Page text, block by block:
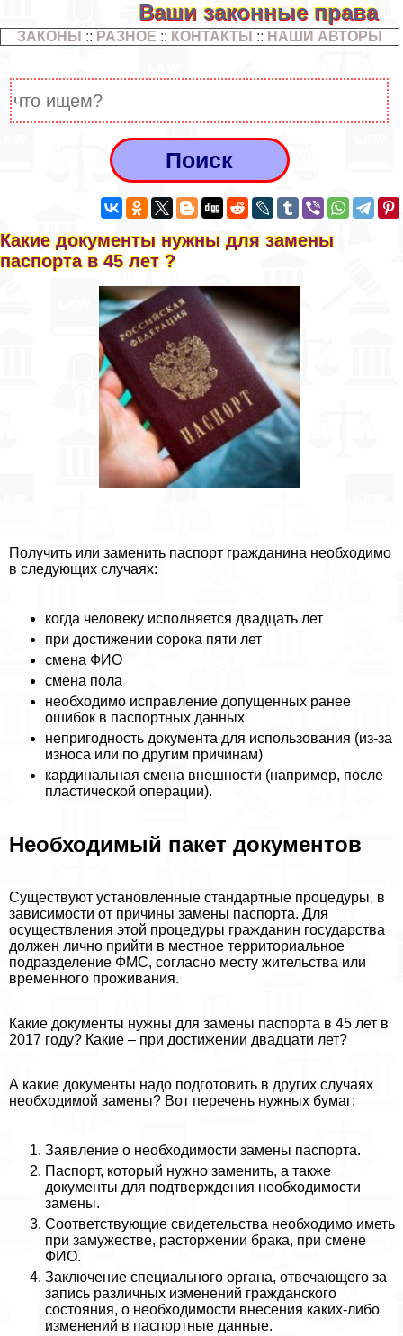
Ваши законные права
ЗАКОНЫ :: РАЗНОЕ :: КОНТАКТЫ :: НАШИ АВТОРЫ
Какие документы нужны для замены
паспорта в 45 лет ?
Получить или заменить паспорт гражданина необходимо
в следующих случаях:
когда человеку исполняется двадцать лет
при достижении сорока пяти лет
смена ФИО
смена пола
необходимо исправление допущенных ранее
ошибок в паспортных данных
непригодность документа для использования (из-за
износа или по другим причинам)
кардинальная смена внешности (например, после
пластической операции).
Необходимый пакет документов
Существуют установленные стандартные процедуры, в
зависимости от причины замены паспорта. Для
осуществления этой процедуры гражданин государства
должен лично прийти в местное территориальное
подразделение ФМС, согласно месту жительства или
временного проживания.
Какие документы нужны для замены паспорта в 45 лет в
2017 году? Какие – при достижении двадцати лет?
А какие документы надо подготовить в других случаях
необходимой замены? Вот перечень нужных бумаг:
Заявление о необходимости замены паспорта.
Паспорт, который нужно заменить, а также
документы для подтверждения необходимости
замены.
Соответствующие свидетельства необходимо иметь
при замужестве, расторжении бpaка, при смене
ФИО.
Заключение специального органа, отвечающего за
запись различных изменений гражданского
состояния, о необходимости внесения каких-либо
изменений в паспортные данные.